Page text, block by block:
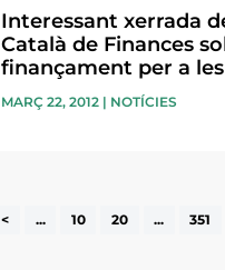
Interessant xerrada
Català de Finances
finançament per a
MARÇ 22, 2012| NOTÍCIES
< ... 10 20 ... 351